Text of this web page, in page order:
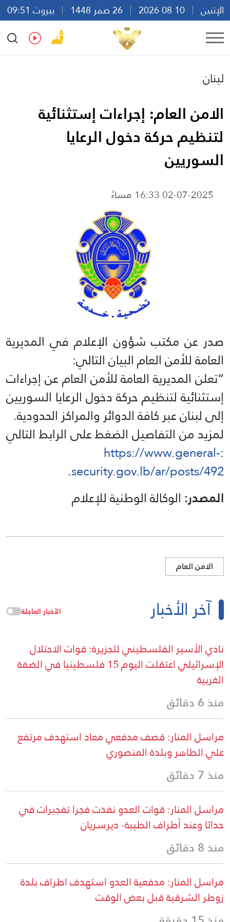
الإثنين
بيروت 09:51
Ar
En Fr Es
لبنان
الامن العام: إجراءات إستثنائية
لتنظيم حركة دخول الرعايا
السوريين
02-07-2025 16:33 مساءً
صدر عن مكتب شؤون الإعلام في المديرية
العامة للأمن العام البيان التالي:
“تعلن المديرية العامة للأمن العام عن إجراءات
إستثنائية لتنظيم حركة دخول الرعايا السوريين
إلى لبنان عبر كافة الدوائر والمراكز الحدودية.
لمزيد من التفاصيل الضغط على الرابط التالي
:
https://www.general-
security.gov.lb/ar/posts/492
.
المصدر: الوكالة الوطنية للإعلام
الامن العام
آخر الأخبار الأخبار العاجلة
نادي الأسير الفلسطيني للجزيرة: قوات الاحتلال
الإسرائيلي اعتقلت اليوم 15 فلسطينيا في الضفة
الغربية
منذ 6 دقائق
مراسل المنار: قصف مدفعي معاد استهدف مرتفع
علي الطاهر وبلدة المنصوري
منذ 7 دقائق
مراسل المنار: قوات العدو نفذت فجرا تفجيرات في
حداثا وعند أطراف الطيبة- ديرسريان
منذ 8 دقائق
مراسل المنار: مدفعية العدو استهدف اطراف بلدة
زوطر الشرقية قبل بعض الوقت